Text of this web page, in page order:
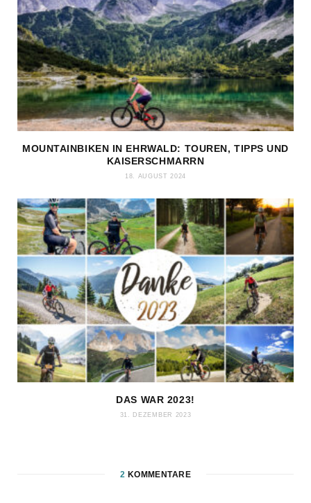
MOUNTAINBIKEN IN EHRWALD: TOUREN, TIPPS UND
KAISERSCHMARRN
18. AUGUST 2024
DAS WAR 2023!
31. DEZEMBER 2023
2 KOMMENTARE